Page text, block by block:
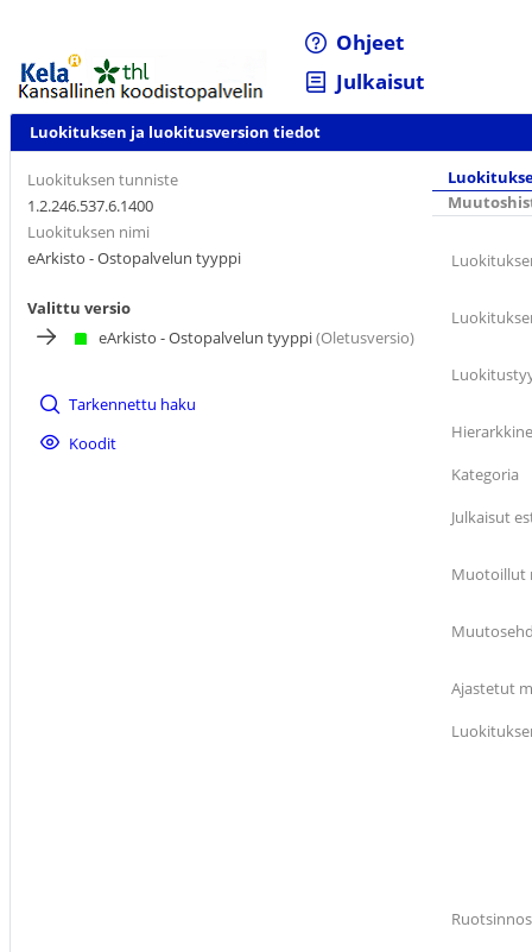
Ohjeet
Julkaisut
Luokituksen ja luokitusversion tiedot
Luokituksen tunniste
1.2.246.537.6.1400
Luokituksen nimi
eArkisto - Ostopalvelun tyyppi
Valittu versio
eArkisto - Ostopalvelun tyyppi(Oletusversio)
Tarkennettu haku
Koodit
Kategoria
Julkaisut
Muotoillut
Ajastetut
Ruotsinnos